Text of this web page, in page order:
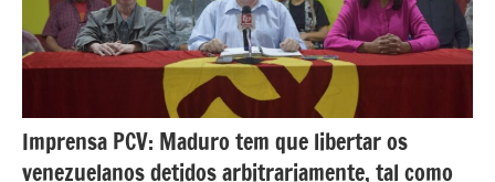
Imprensa PCV: Maduro tem que libertar os
venezuelanos detidos arbitrariamente, tal como